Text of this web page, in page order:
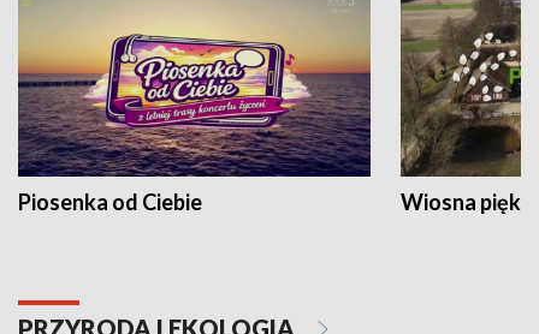
Piosenka od Ciebie Wiosna